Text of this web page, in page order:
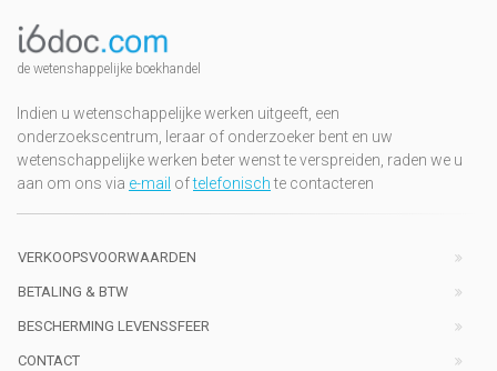
de wetenshappelijke boekhandel
Indien u wetenschappelijke werken uitgeeft, een
onderzoekscentrum, leraar of onderzoeker bent en uw
wetenschappelijke werken beter wenst te verspreiden, raden we u
aan om ons via e-mail oftelefonischte contacteren
VERKOOPSVOORWAARDEN
BETALING & BTW
BESCHERMING LEVENSSFEER
CONTACT